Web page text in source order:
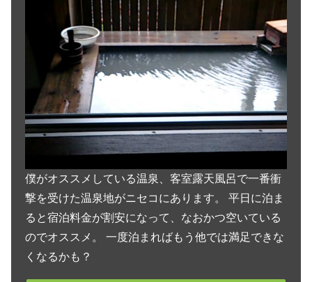
僕がオススメしている温泉、客室露天風呂で一番衝
撃を受けた温泉地がニセコにあります。 平日に泊ま
ると宿泊料金が割安になって、なおかつ空いている
のでオススメ。 一度泊まればもう他では満足できな
くなるかも？